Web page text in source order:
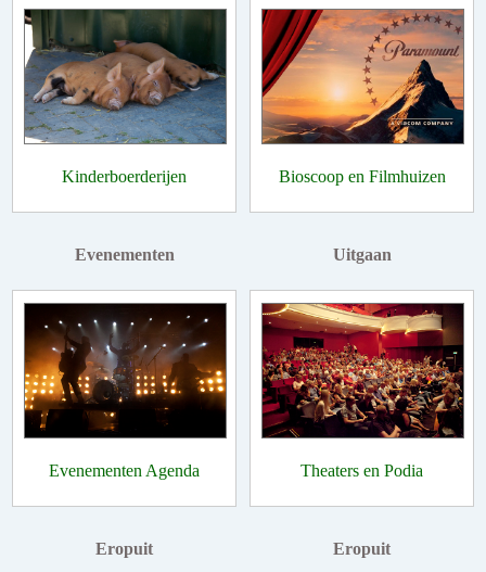
Kinderboerderijen Bioscoop en Filmhuizen
Evenementen
Evenementen Agenda
Uitgaan
Theaters en Podia
Eropuit Eropuit